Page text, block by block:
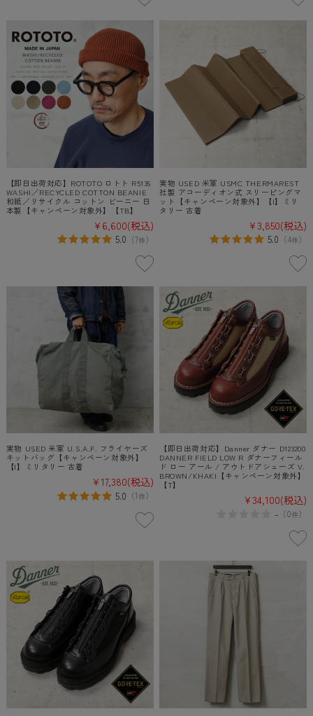
【即日出荷対応】ROTOTO ロトト R5136
WASHI／RECYCLED COTTON BEANIE
和紙／リサイクル コットン ビーニー 日
本製【キャンペーン対象外】【TB】
¥6,600(税込)
5.0 （7件）
実物 USED 米軍 USMC THERMAREST
社製 アコーディオン式 スリーピングマ
ット【キャンペーン対象外】【I】ミリ
タリー 古着
¥3,850(税込)
5.0 （4件）
実物 USED 米軍 U.S.A.F. フライヤーズ
キットバッグ【キャンペーン対象外】
【I】ミリタリー 古着
¥17,380(税込)
5.0 （1件）
【即日出荷対応】Danner ダナー D123200
DANNER FIELD LOW R ダナーフィール
ド ロー アール / アウトドアシューズ V.
BROWN/KHAKI【キャンペーン対象外】
【T】
¥34,100(税込)
- （0件）